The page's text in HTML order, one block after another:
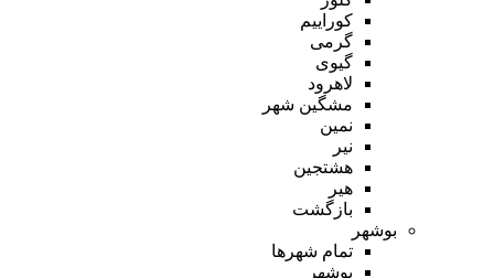
کوراییم
گرمی
گیوی
لاهرود
مشگین شهر
نمین
نیر
هشتجین
هیر
بازگشت
بوشهر
تمام شهر‌ها
بوشهر